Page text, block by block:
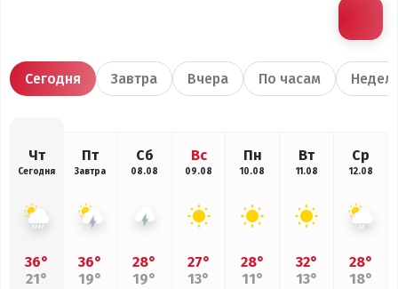
Сегодня Завтра Вчера По часам
Чт
Сегодня
36°
21°
Пт
Завтра
36°
19°
Сб
08.08
28°
19°
Вс
09.08
27°
13°
Пн
10.08
28°
11°
Вт
11.08
32°
13°
Ср
12.08
28°
18°